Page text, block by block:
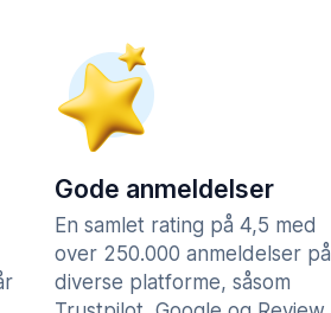
Gode anmeldelser
En samlet rating på 4,5 med
over 250.000 anmeldelser på
diverse platforme, såsom